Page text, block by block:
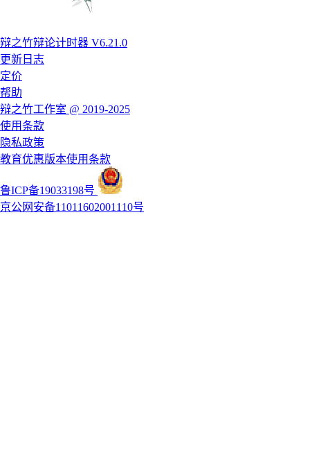
辩之竹辩论计时器 V6.21.0
更新日志
定价
帮助
辩之竹工作室 @ 2019-2025
使用条款
隐私政策
教育优惠版本使用条款
鲁ICP备19033198号
京公网安备11011602001110号